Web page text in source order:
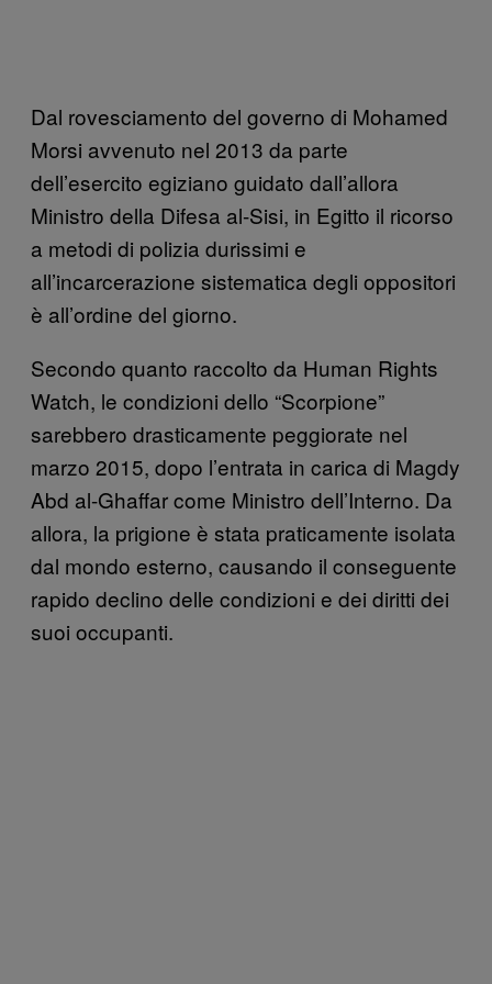
Dal rovesciamento del governo di Mohamed
Morsi avvenuto nel 2013 da parte
dell’esercito egiziano guidato dall’allora
Ministro della Difesa al-Sisi, in Egitto il ricorso
a metodi di polizia durissimi e
all’incarcerazione sistematica degli oppositori
è all’ordine del giorno.
Secondo quanto raccolto da Human Rights
Watch, le condizioni dello “Scorpione”
sarebbero drasticamente peggiorate nel
marzo 2015, dopo l’entrata in carica di Magdy
Abd al-Ghaffar come Ministro dell’Interno. Da
allora, la prigione è stata praticamente isolata
dal mondo esterno, causando il conseguente
rapido declino delle condizioni e dei diritti dei
suoi occupanti.